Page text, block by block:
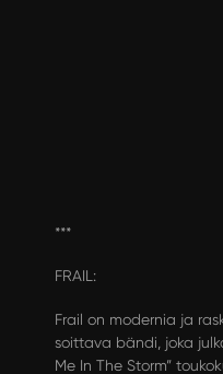
***
FRAIL:
Frail on modernia ja
soittava bändi, joka
Me In The Storm”